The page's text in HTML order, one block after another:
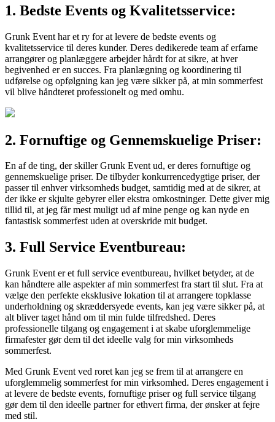
1. Bedste Events og Kvalitetsservice:
Grunk Event har et ry for at levere de bedste events og
kvalitetsservice til deres kunder. Deres dedikerede team af erfarne
arrangører og planlæggere arbejder hårdt for at sikre, at hver
begivenhed er en succes. Fra planlægning og koordinering til
udførelse og opfølgning kan jeg være sikker på, at min sommerfest
vil blive håndteret professionelt og med omhu.
2. Fornuftige og Gennemskuelige Priser:
En af de ting, der skiller Grunk Event ud, er deres fornuftige og
gennemskuelige priser. De tilbyder konkurrencedygtige priser, der
passer til enhver virksomheds budget, samtidig med at de sikrer, at
der ikke er skjulte gebyrer eller ekstra omkostninger. Dette giver mig
tillid til, at jeg får mest muligt ud af mine penge og kan nyde en
fantastisk sommerfest uden at overskride mit budget.
3. Full Service Eventbureau:
Grunk Event er et full service eventbureau, hvilket betyder, at de
kan håndtere alle aspekter af min sommerfest fra start til slut. Fra at
vælge den perfekte eksklusive lokation til at arrangere topklasse
underholdning og skræddersyede events, kan jeg være sikker på, at
alt bliver taget hånd om til min fulde tilfredshed. Deres
professionelle tilgang og engagement i at skabe uforglemmelige
firmafester gør dem til det ideelle valg for min virksomheds
sommerfest.
Med Grunk Event ved roret kan jeg se frem til at arrangere en
uforglemmelig sommerfest for min virksomhed. Deres engagement i
at levere de bedste events, fornuftige priser og full service tilgang
gør dem til den ideelle partner for ethvert firma, der ønsker at fejre
med stil.